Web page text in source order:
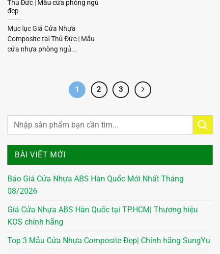
BÀI VIẾT MỚI
Báo Giá Cửa Nhựa ABS Hàn Quốc Mới Nhất Tháng
08/2026
Giá Cửa Nhựa ABS Hàn Quốc tại TP.HCM| Thương hiệu
KOS chính hãng
Top 3 Mẫu Cửa Nhựa Composite Đẹp| Chính hãng SungYu
Thủ Đức | Mẫu cửa phòng ngủ
đẹp
Mục lục Giá Cửa Nhựa
Composite tại Thủ Đức | Mẫu
cửa nhựa phòng ngủ...
1 2 3